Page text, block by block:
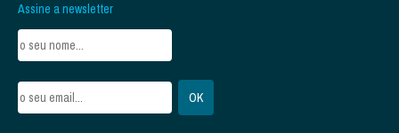
Assine a newsletter